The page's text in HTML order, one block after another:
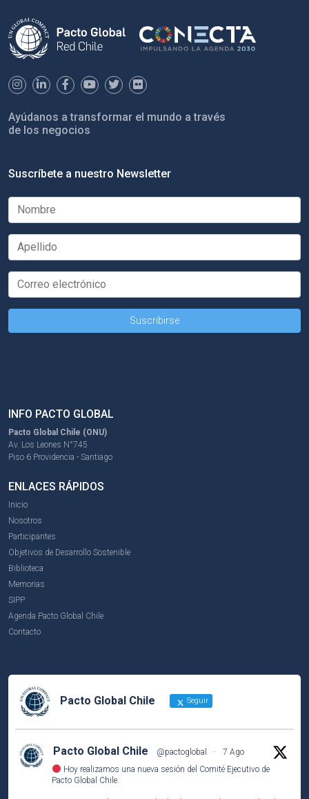
Ayúdanos a transformar el mundo a través
de los negocios
Suscríbete a nuestro Newsletter
INFO PACTO GLOBAL
Pacto Global Chile (ONU)
Av. Los Leones N°745
Piso 6 Providencia - Santiago
ENLACES RÁPIDOS
Inicio
Nosotros
Participantes
Objetivos de Desarrollo Sostenible
Biblioteca
Memorias
SIPP
Agenda Pacto Global Chile
Contacto
Pacto Global Chile Seguir
Pacto Global Chile @pactoglobal ·
7 Ago
Hoy realizamos una nueva sesión del Comité Ejecutivo de
Pacto Global Chile.